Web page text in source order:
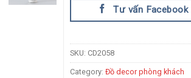
Tư vấn Facebook
SKU: CD2058
Category: Đồ decor phòng khách